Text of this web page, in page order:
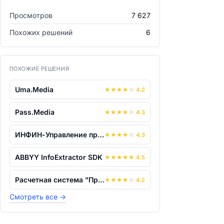
Просмотров
7 627
Похожих решений
6
ПОХОЖИЕ РЕШЕНИЯ
Uma.Media ★ ★ ★ ★ ☆ 4.2
Pass.Media ★ ★ ★ ★ ☆ 4.3
ИНФИН-Управление предприятием★ ★ ★ ★ ☆ 4.3
ABBYY InfoExtractor SDK ★ ★ ★ ★ ★ 4.5
Расчетная система "ПрайсПлан"★ ★ ★ ★ ☆ 4.2
Смотреть все →